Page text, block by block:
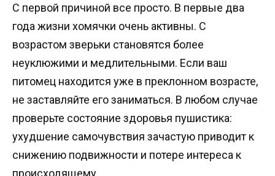
С первой причиной все просто. В первые два
года жизни хомячки очень активны. С
возрастом зверьки становятся более
неуклюжими и медлительными. Если ваш
питомец находится уже в преклонном возрасте,
не заставляйте его заниматься. В любом случае
проверьте состояние здоровья пушистика:
ухудшение самочувствия зачастую приводит к
снижению подвижности и потере интереса к
происходящему.